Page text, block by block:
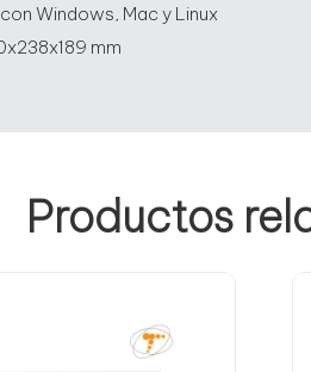
Windows, Mac y Linux
mm
Productos